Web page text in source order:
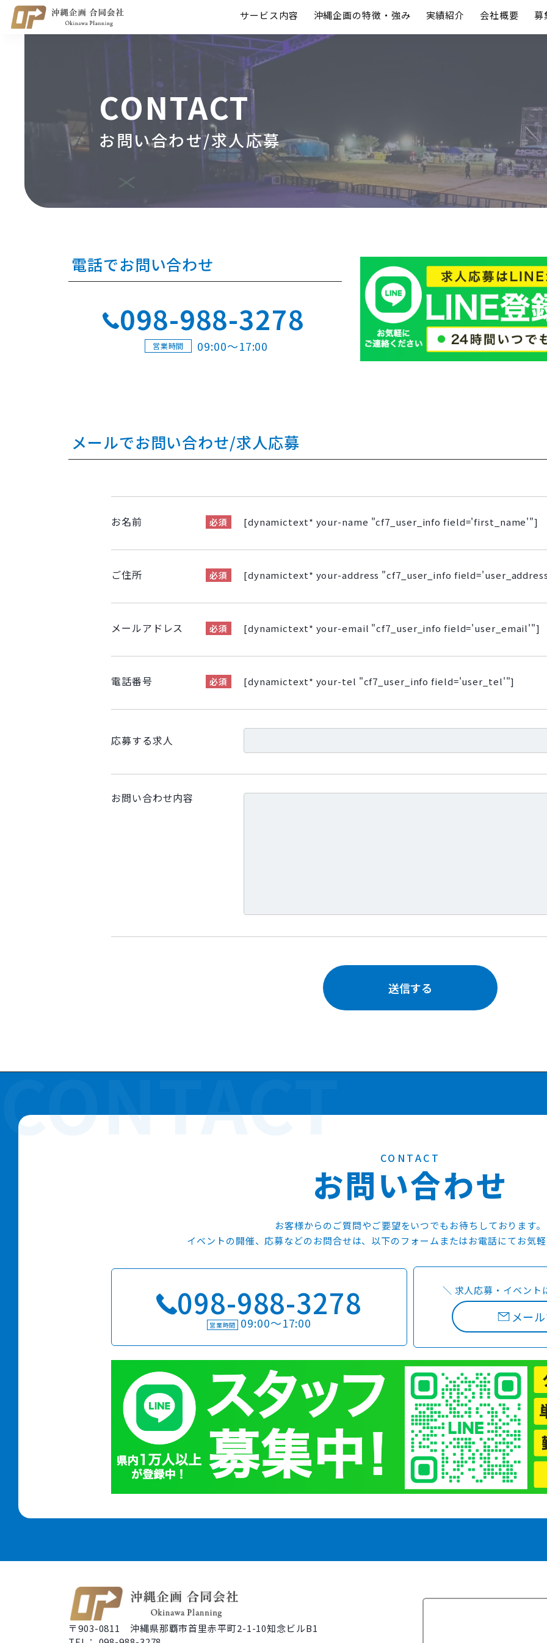
サービス内容 沖縄企画の特徴・強み 実績紹介 会社概要 募
CONTACT
お問い合わせ/求人応募
電話でお問い合わせ
098-988-3278
営業時間 09:00〜17:00
メールでお問い合わせ/求人応募
お名前 必須 [dynamictext* your-name "cf7_user_info field='first_name'"]
ご住所 必須 [dynamictext* your-address "cf7_user_info
メールアドレス 必須 [dynamictext* your-email "cf7_user_info field='user_email'"]
電話番号 必須 [dynamictext* your-tel "cf7_user_info field='user_tel'"]
応募する求人
お問い合わせ内容
CONTACT
お問い合わせ
お客様からのご質問やご要望をいつでもお待ちしております。
イベントの開催、応募などのお問合せは、以下のフォームまたはお電話にてお気
098-988-3278
営業時間 09:00〜17:00
＼ 求人応募・イベント
メー
〒903-0811 沖縄県那覇市首里赤平町2-1-10知念ビルB1